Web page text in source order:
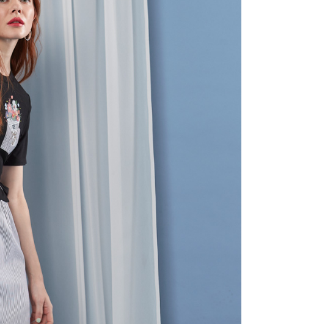
款買賣價金債權讓與本公司後，依約使用本公司帳單繳交帳款。
2.基於同意付款使用「大哥付你分期」之契約關係目的，商店將以您的個人
資料（包含姓名、電話或地址）提供予台灣大哥大進項蒐集、處理及利
用，由本公司與您本人進行分期帳單所需資料之確認、核對及更正。
3.完整用戶服務條款，請詳閱以下連結：
https://oppay.tw/userRule
先享後付繳納相關費用。
※ 交易是否成功請以「AFTEE先享後付 」之結帳頁面顯示為準，若有關於
是否繳費成功／繳費後需取消欲退款等相關疑問，請聯繫「AFTEE先享後
付客戶支援中心」
https://netprotections.freshdesk.com/support/home
【注意事項】
１．透過由恩沛科技股份有限公司提供之「AFTEE先享後付」服務完成之
交易，需依本服務之必要範圍內提供個人資料，並將交易相關給付款項請
求債權轉讓予恩沛科技股份有限公司。
２．關於個人資料處理事宜，請瀏覽以下網址：
https://aftee.tw/terms/#terms3
３．未成年的使用者請事先徵得法定代理人或監護人之同意方可使用
「AFTEE先享後付」，若未經同意申辦者引起之損失，本公司不負相關責
任。
４．使用「AFTEE先享後付」時，將依據個別帳號之用戶狀況，依本公司
即時審查核予不同之上限額度；若仍有額度不足之情形，本公司將視審查
結果請求用戶進行身份認證。
５．嚴禁一人註冊多個帳號或使用他人資訊註冊。若發現惡意使用之情
形，恩沛科技股份有限公司將有權停止該用戶之使用額度並採取法律行
動。
每筆NT$120，滿NT$2,000(含以上)免運費